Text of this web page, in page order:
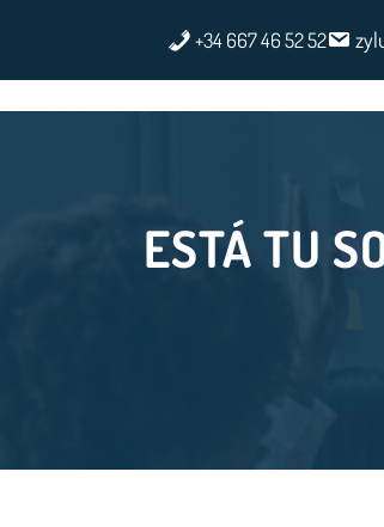
contenido
+34 667 46 52 52
ESTÁ TU